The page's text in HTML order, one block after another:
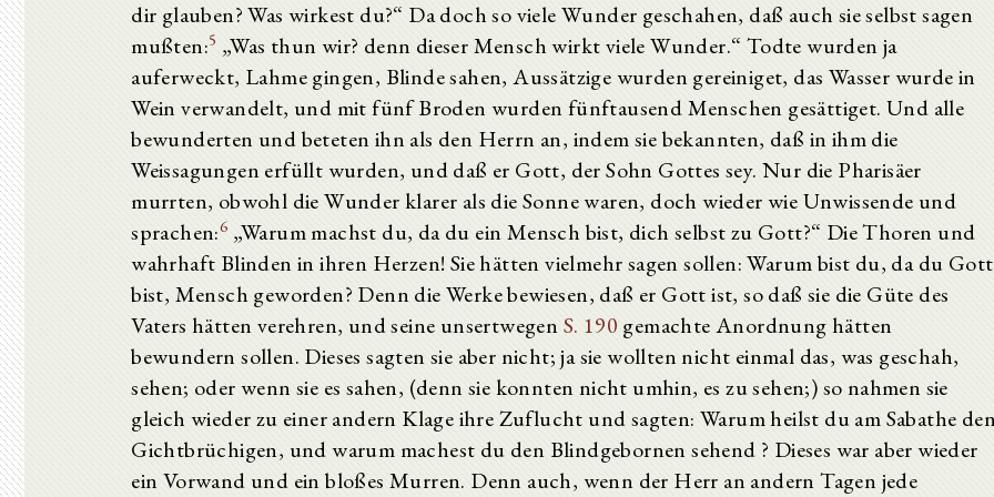
dir glauben? Was wirkest du?“ Da doch so viele Wunder geschahen, daß auch sie selbst sagen
mußten:5 „Was thun wir? denn dieser Mensch wirkt viele Wunder.“ Todte wurden ja
auferweckt, Lahme gingen, Blinde sahen, Aussätzige wurden gereiniget, das Wasser wurde in
Wein verwandelt, und mit fünf Broden wurden fünftausend Menschen gesättiget. Und alle
bewunderten und beteten ihn als den Herrn an, indem sie bekannten, daß in ihm die
Weissagungen erfüllt wurden, und daß er Gott, der Sohn Gottes sey. Nur die Pharisäer
murrten, obwohl die Wunder klarer als die Sonne waren, doch wieder wie Unwissende und
sprachen:6 „Warum machst du, da du ein Mensch bist, dich selbst zu Gott?“ Die Thoren und
wahrhaft Blinden in ihren Herzen! Sie hätten vielmehr sagen sollen: Warum bist du, da du Gott
bist, Mensch geworden? Denn die Werke bewiesen, daß er Gott ist, so daß sie die Güte des
Vaters hätten verehren, und seine unsertwegenS. 190 gemachte Anordnung hätten
bewundern sollen. Dieses sagten sie aber nicht; ja sie wollten nicht einmal das, was geschah,
sehen; oder wenn sie es sahen, (denn sie konnten nicht umhin, es zu sehen;) so nahmen sie
gleich wieder zu einer andern Klage ihre Zuflucht und sagten: Warum heilst du am Sabathe
Gichtbrüchigen, und warum machest du den Blindgebornen sehend ? Dieses war aber wieder
ein Vorwand und ein bloßes Murren. Denn auch, wenn der Herr an andern Tagen jede